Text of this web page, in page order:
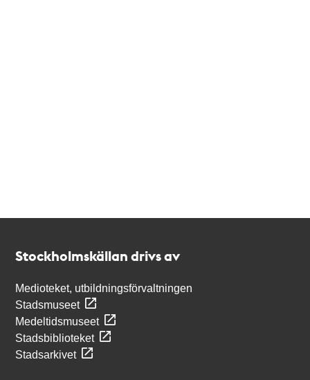
Stockholmskällan drivs av
Medioteket, utbildningsförvaltningen
Stadsmuseet
Medeltidsmuseet
Stadsbiblioteket
Stadsarkivet